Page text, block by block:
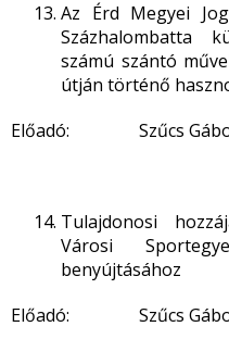
Az Érd Megyei
Százhalombatta
számú szántó
útján történő
Előadó: Szűcs Gábor
Tulajdonosi
Városi
benyújtásához
Előadó: Szűcs Gábor